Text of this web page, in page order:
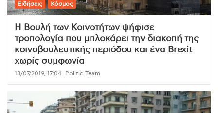
Ειδήσεις Κόσμος
Η Βουλή των Κοινοτήτων ψήφισε
τροπολογία που μπλοκάρει την διακοπή της
κοινοβουλευτικής περιόδου και ένα Brexit
χωρίς συμφωνία
18/07/2019, 17:04 Politic Team